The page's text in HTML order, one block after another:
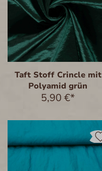
Taft Stoff Crincle mit
Polyamid grün
5,90 €*